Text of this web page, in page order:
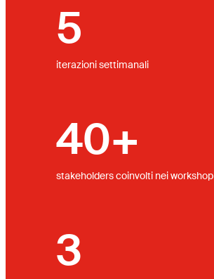
iterazioni settimanali
5
stakeholders coinvolti nei workshop
40+
3